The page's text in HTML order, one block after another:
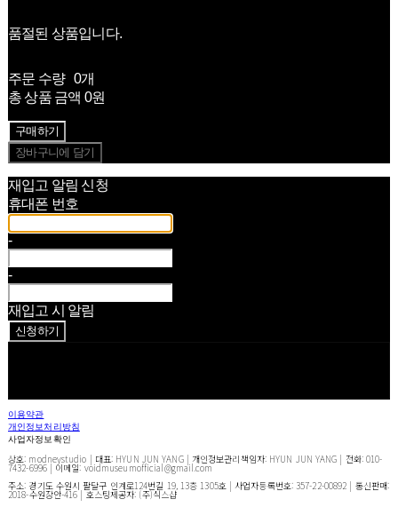
품절된 상품입니다.
주문 수량 0개
총 상품 금액 0원
구매하기
장바구니에 담기
재입고 알림 신청
휴대폰 번호
-
-
재입고 시 알림
신청하기
이용약관
개인정보처리방침
사업자정보확인
상호: modneystudio | 대표: HYUN JUN YANG | 개인정보관리책임자: HYUN JUN YANG | 전화: 010-
7432-6996 | 이메일: voidmuseumofficial@gmail.com
주소: 경기도 수원시 팔달구 인계로124번길 19, 13층 1305호 | 사업자등록번호:357-22-00892 | 통신판매:
2018-수원장안-416| 호스팅제공자: (주)식스샵